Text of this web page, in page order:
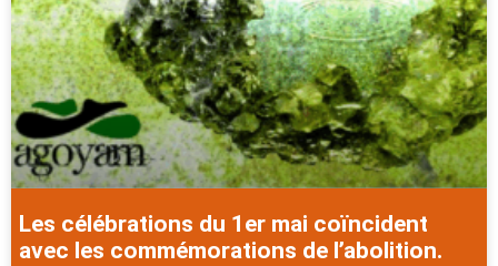
Les célébrations du 1er mai coïncident
avec les commémorations de l’abolition.